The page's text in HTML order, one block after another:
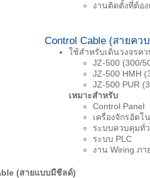
งานติดตั้งที่ต้อ
Control Cable (สายคว
ใช้สำหรับเดินวงจรค
JZ-500 (300/
JZ-500 HMH
JZ-500 PUR
เหมาะสำหรับ
Control Panel
เครื่องจักรอัตโ
ระบบควบคุมทั่
ระบบ PLC
งาน Wiring ภา
(สายแบบมีชีลด์)